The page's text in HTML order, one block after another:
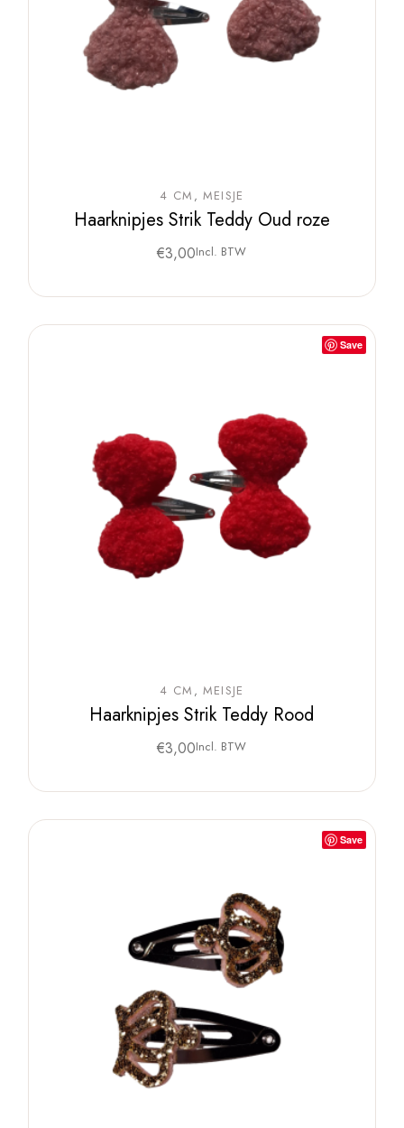
4 CM MEISJE
Haarknipjes Strik Teddy Oud roze
€3,00Incl. BTW
Save
4 CM MEISJE
Haarknipjes Strik Teddy Rood
€3,00Incl. BTW
Save